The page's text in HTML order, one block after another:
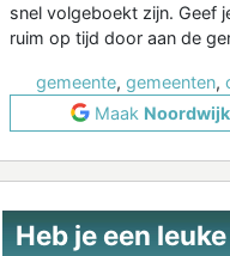
snel volgeboekt zijn. Geef
ruim op tijd door aan de
gemeente, gemeenten,
Maak
Heb je een